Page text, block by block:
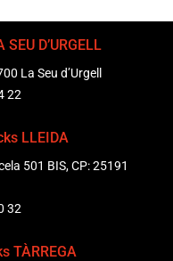
D’URGELL
La Seu d’Urgell
22
LLEIDA
501 BIS, CP: 25191
32
TÀRREGA